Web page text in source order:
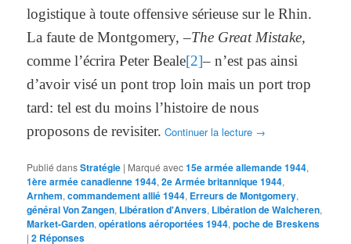
logistique à toute offensive sérieuse sur le Rhin.
La faute de Montgomery, –The Great Mistake,
comme l’écrira Peter Beale[2]– n’est pas ainsi
d’avoir visé un pont trop loin mais un port trop
tard: tel est du moins l’histoire de nous
proposons de revisiter. Continuer la lecture →
Publié dansStratégie | Marqué avec15e armée allemande 1944,
1ère armée canadienne 1944,2e Armée britannique 1944,
Arnhem,commandement allié 1944, Erreurs de Montgomery,
général Von Zangen, Libération d'Anvers, Libération de Walcheren,
Market-Garden,opérations aéroportées 1944,poche de Breskens
|2 Réponses